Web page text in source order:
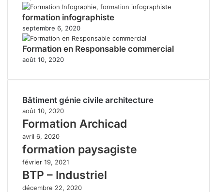
formation infographiste
septembre 6, 2020
Formation en Responsable commercial
août 10, 2020
Bâtiment génie civile architecture
août 10, 2020
Formation Archicad
avril 6, 2020
formation paysagiste
février 19, 2021
BTP – Industriel
décembre 22, 2020